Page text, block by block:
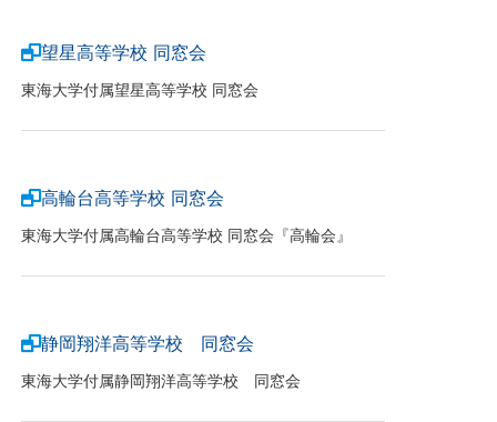
望星高等学校 同窓会
東海大学付属望星高等学校 同窓会
高輪台高等学校 同窓会
東海大学付属高輪台高等学校 同窓会『高輪会』
静岡翔洋高等学校 同窓会
東海大学付属静岡翔洋高等学校 同窓会